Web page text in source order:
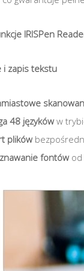
IRISPen
i zapis tekstu
48 językóww
plików
fontówod